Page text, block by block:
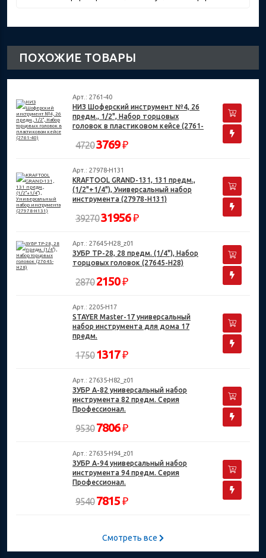
ПОХОЖИЕ ТОВАРЫ
Арт.: 2761-40
НИЗ Шоферский инструмент №4, 26
предм., 1/2", Набор торцовых
головок в пластиковом кейсе (2761-
47203769₽
Арт.: 27978-H131
KRAFTOOL GRAND-131, 131 предм.,
(1/2"+1/4"), Универсальный набор
инструмента (27978-H131)
3927031956₽
Арт.: 27645-H28_z01
ЗУБР ТР-28, 28 предм. (1/4"), Набор
торцовых головок (27645-H28)
2870 2150₽
Арт.: 2205-H17
STAYER Master-17 универсальный
набор инструмента для дома 17
предм.
1750 1317₽
Арт.: 27635-H82_z01
ЗУБР А-82 универсальный набор
инструмента 82 предм. Серия
Профессионал.
9530 7806₽
Арт.: 27635-H94_z01
ЗУБР А-94 универсальный набор
инструмента 94 предм. Серия
Профессионал.
9540 7815 ₽
Смотреть все